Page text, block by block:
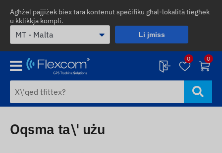
Agħżel pajjiżek biex tara kontenut speċifiku għal-lokalità tiegħek
u kklikkja kompli.
Li jmiss
0 0
Oqsma ta\' użu